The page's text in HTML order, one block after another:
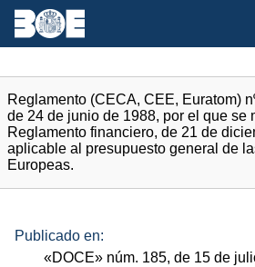
Reglamento (CECA, CEE, Euratom)
de 24 de junio de 1988, por el que se
Reglamento financiero, de 21 de
aplicable al presupuesto general de
Europeas.
Publicado en:
«DOCE» núm. 185, de 15 de